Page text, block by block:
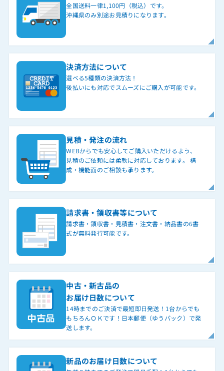
全国送料一律1,100円（税込）です。
沖縄県のみ別途お見積りになります。
決済方法について
選べる5種類の決済方法！
後払いにも対応でスムーズにご購入が可能です。
見積・発注の流れ
WEBからでも安心してご購入いただけるよう、
見積のご依頼には柔軟に対応しております。 構
成・機能面のご相談も承ります。
請求書・領収書等について
請求書・領収書・見積書・注文書・納品書の6書
式が無料発行可能です。
中古・新古品の
お届け日数について
14時までのご決済で最短即日発送！1台からでも
もちろんＯＫです！日本郵便（ゆうパック）で発
送します。
新品のお届け日数について